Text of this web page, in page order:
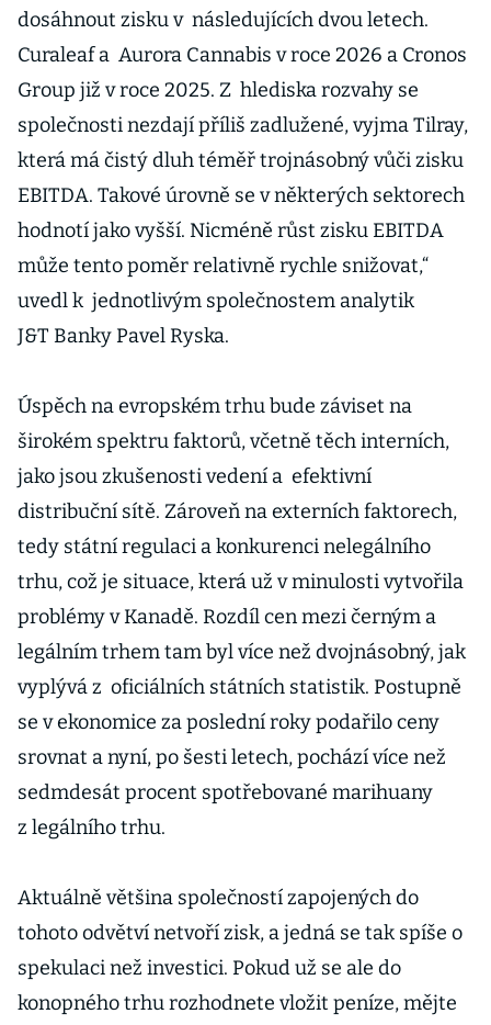
dosáhnout zisku v následujících dvou letech.
Curaleaf a Aurora Cannabis v roce 2026 a Cronos
Group již v roce 2025. Z hlediska rozvahy se
společnosti nezdají příliš zadlužené, vyjma Tilray,
která má čistý dluh téměř trojnásobný vůči zisku
EBITDA. Takové úrovně se v některých sektorech
hodnotí jako vyšší. Nicméně růst zisku EBITDA
může tento poměr relativně rychle snižovat,“
uvedl k jednotlivým společnostem analytik
J&T Banky Pavel Ryska.
Úspěch na evropském trhu bude záviset na
širokém spektru faktorů, včetně těch interních,
jako jsou zkušenosti vedení a efektivní
distribuční sítě. Zároveň na externích faktorech,
tedy státní regulaci a konkurenci nelegálního
trhu, což je situace, která už v minulosti vytvořila
problémy v Kanadě. Rozdíl cen mezi černým a
legálním trhem tam byl více než dvojnásobný, jak
vyplývá z oficiálních státních statistik. Postupně
se v ekonomice za poslední roky podařilo ceny
srovnat a nyní, po šesti letech, pochází více než
sedmdesát procent spotřebované marihuany
z legálního trhu.
Aktuálně většina společností zapojených do
tohoto odvětví netvoří zisk, a jedná se tak spíše o
spekulaci než investici. Pokud už se ale do
konopného trhu rozhodnete vložit peníze, mějte